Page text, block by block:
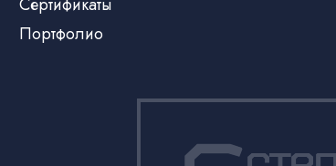
Портфолио